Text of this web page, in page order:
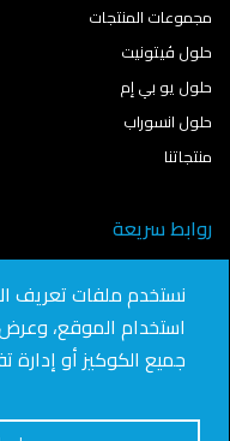
مجموعات المنتجات
حلول ڤيتونيت
حلول يو بي إم
حلول انسوراب
منتجاتنا
روابط سريعة
نمذجة معلومات البناء
آخر الأخبار
تواصل معنا
انضم للعمل في "سافيتو"
نستخدم ملفات تعريف
استخدام الموقع،
جميع الكوكيز أو إدارة